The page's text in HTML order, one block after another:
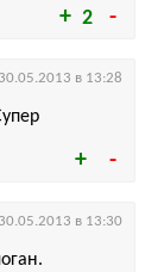
2
30.05.2013 в 13:28
30.05.2013 в 13:30